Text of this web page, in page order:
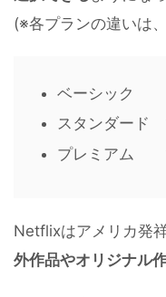
(※各プランの違いは
ベーシック
スタンダード
プレミアム
Netflixはアメリカ発
外作品やオリジナル